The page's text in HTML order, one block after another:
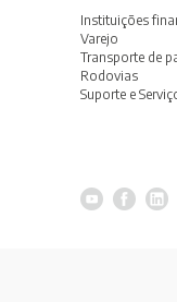
Instituições
Varejo
Transporte de
Rodovias
Suporte e